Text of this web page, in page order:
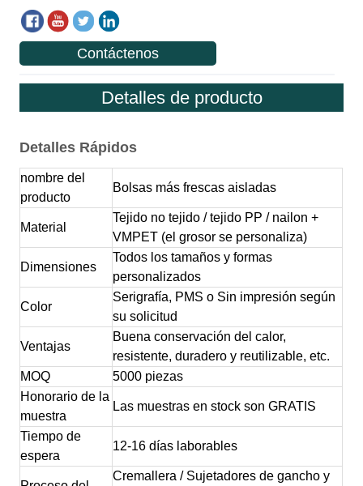
Contáctenos
Detalles de producto